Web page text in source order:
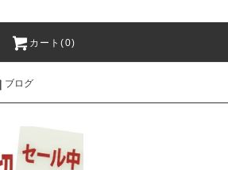
カート(0)
ブログ